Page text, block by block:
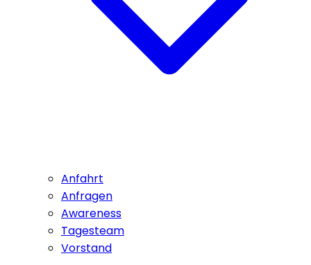
Anfahrt
Anfragen
Awareness
Tagesteam
Vorstand